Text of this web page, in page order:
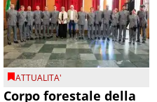
ATTUALITA'
Corpo forestale della